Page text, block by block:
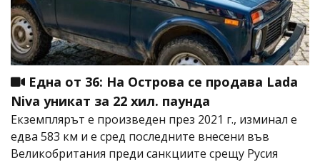
Една от 36: На Острова се продава Lada
Niva уникат за 22 хил. паунда
Екземплярът е произведен през 2021 г., изминал е
едва 583 км и е сред последните внесени във
Великобритания преди санкциите срещу Русия